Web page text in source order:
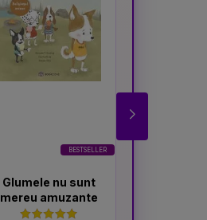
BESTSELLER
Glumele nu sunt
mereu amuzante